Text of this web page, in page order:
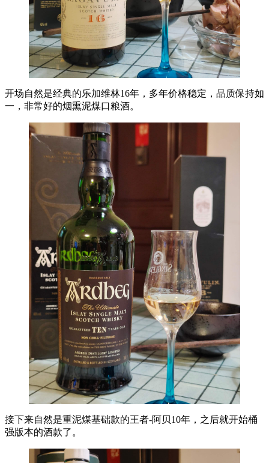
开场自然是经典的乐加维林16年，多年价格稳定，品质保持如
一，非常好的烟熏泥煤口粮酒。
接下来自然是重泥煤基础款的王者-阿贝10年，之后就开始桶
强版本的酒款了。